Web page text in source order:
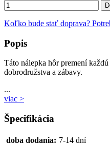
Koľko bude stať doprava?
Popis
Táto nálepka hôr premení
dobrodružstva a zábavy.
...
viac >
Špecifikácia
doba dodania: 7-14 dní